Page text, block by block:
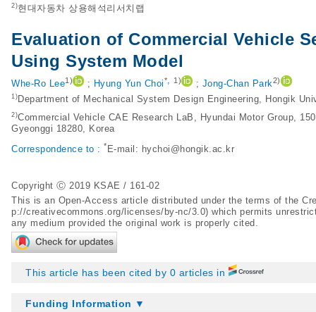
2)현대자동차 상용해석리서치랩
Evaluation of Commercial Vehicle
Using System Model
Whe-Ro Lee1) ; Hyung Yun Choi*, 1) ; Jong-Chan Park2)
1) Department of Mechanical System Design Engineering, Hongik
2)Commercial Vehicle CAE Research LaB, Hyundai Motor Group,
Gyeonggi 18280, Korea
Correspondence to : * E-mail: hychoi@hongik.ac.kr
Copyright Ⓒ 2019 KSAE / 161-02
This is an Open-Access article distributed under the terms of the
p://creativecommons.org/licenses/by-nc/3.0) which permits
any medium provided the original work is properly cited.
This article has been cited by 0 articles in
Funding Information ▼